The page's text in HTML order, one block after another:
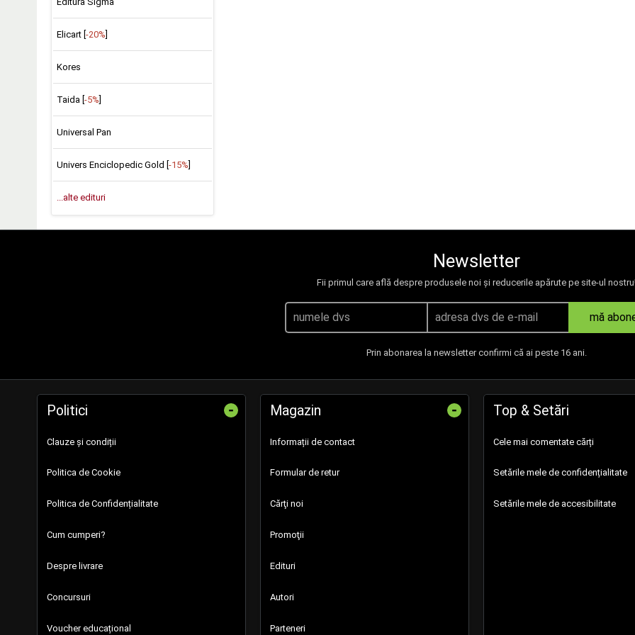
Elicart [ -20%
Kores
Taida [ -5%
Universal Pan
Univers Enciclopedic Gold [ -15%
...alte edituri
Newsletter
Fii primul care află despre produsele noi și reducerile apărute pe site-ul nostru!
mă
Prin abonarea la newsletter confirmi că ai peste 16 ani.
Politici -
Clauze și condiții
Politica de Cookie
Politica de Confidențialitate
Cum cumperi?
Despre livrare
Concursuri
Voucher educațional
Magazin -
Informații de contact
Formular de retur
Cărţi noi
Promoţii
Edituri
Autori
Parteneri
Top & Setări
Cele mai comentate cărți
Setările mele de confidențialitate
Setările mele de accesibilitate